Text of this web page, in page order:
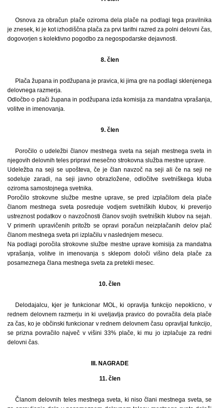
Osnova za obračun plače oziroma dela plače na podlagi tega pravilnika
je znesek, ki je kot izhodiščna plača za prvi tarifni razred za polni delovni čas,
dogovorjen s kolektivno pogodbo za negospodarske dejavnosti.
8. člen
Plača župana in podžupana je pravica, ki jima gre na podlagi sklenjenega
delovnega razmerja.
Odločbo o plači župana in podžupana izda komisija za mandatna vprašanja,
volitve in imenovanja.
9. člen
Poročilo o udeležbi članov mestnega sveta na sejah mestnega sveta in
njegovih delovnih teles pripravi mesečno strokovna služba mestne uprave.
Udeležba na seji se upošteva, če je član navzoč na seji ali če na seji ne
sodeluje zaradi, na seji javno obrazložene, odločitve svetniškega kluba
oziroma samostojnega svetnika.
Poročilo strokovne službe mestne uprave, se pred izplačilom dela plače
članom mestnega sveta posreduje vodjem svetniških klubov, ki preverijo
ustreznost podatkov o navzočnosti članov svojih svetniških klubov na sejah.
V primerih upravičenih pritožb se opravi poračun neizplačanih delov plač
članom mestnega sveta pri izplačilu v naslednjem mesecu.
Na podlagi poročila strokovne službe mestne uprave komisija za mandatna
vprašanja, volitve in imenovanja s sklepom določi višino dela plače za
posameznega člana mestnega sveta za pretekli mesec.
10. člen
Delodajalcu, kjer je funkcionar MOL, ki opravlja funkcijo nepoklicno, v
rednem delovnem razmerju in ki uveljavlja pravico do povračila dela plače
za čas, ko je občinski funkcionar v rednem delovnem času opravljal funkcijo,
se prizna povračilo največ v višini 33% plače, ki mu jo izplačuje za redni
delovni čas.
III. NAGRADE
11. člen
Članom delovnih teles mestnega sveta, ki niso člani mestnega sveta, se